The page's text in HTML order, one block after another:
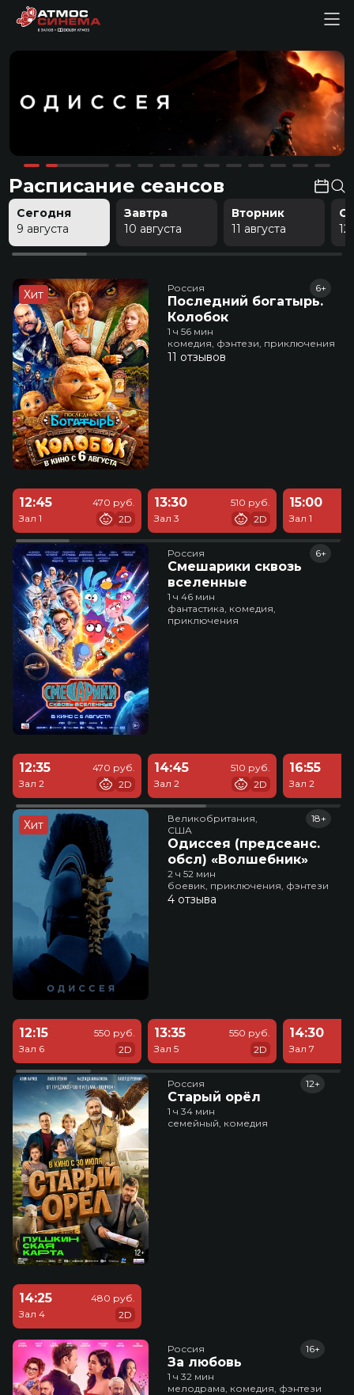
Расписание сеансов
Сегодня
9 августа
Завтра
10 августа
Вторник
11 августа
12
Хит Россия
Последний богатырь.
Колобок
6+
1 ч 56 мин
комедия, фэнтези, приключения
11 отзывов
12:45
Зал 1
470 руб.
2D
13:30
Зал 3
510 руб.
2D
15:00
Зал 1
Россия
Смешарики сквозь
вселенные
6+
1 ч 46 мин
фантастика, комедия,
приключения
12:35
Зал 2
470 руб.
2D
14:45
Зал 2
510 руб.
2D
16:55
Зал 2
Хит
Великобритания,
США
Одиссея (предсеанс.
обсл) «Волшебник»
18+
2 ч 52 мин
боевик, приключения, фэнтези
4 отзыва
12:15
Зал 6
550 руб.
2D
13:35
Зал 5
550 руб.
2D
14:30
Зал 7
Россия
Старый орёл
12+
1 ч 34 мин
семейный, комедия
14:25
Зал 4
480 руб.
2D
Россия
За любовь
16+
1 ч 32 мин
мелодрама, комедия, фэнтези